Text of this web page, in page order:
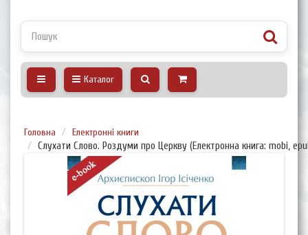
Каталог
Головна
Електронні книги
Слухати Слово. Роздуми про Церкву (Електронна книга: mobi,